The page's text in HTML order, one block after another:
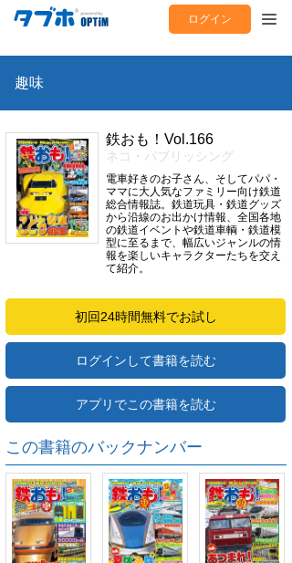
ログイン
趣味
鉄おも！Vol.166
ネコ・パブリッシング
電車好きのお子さん、そしてパパ・
ママに大人気なファミリー向け鉄道
総合情報誌。鉄道玩具・鉄道グッズ
から沿線のお出かけ情報、全国各地
の鉄道イベントや鉄道車輌・鉄道模
型に至るまで、幅広いジャンルの情
報を楽しいキャラクターたちを交え
て紹介。
初回24時間無料でお試し
ログインして書籍を読む
アプリでこの書籍を読む
この書籍のバックナンバー